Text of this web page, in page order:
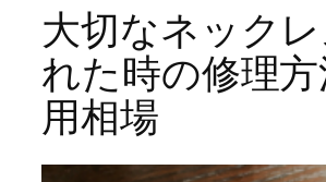
大切なネック
れた時の修理
用相場